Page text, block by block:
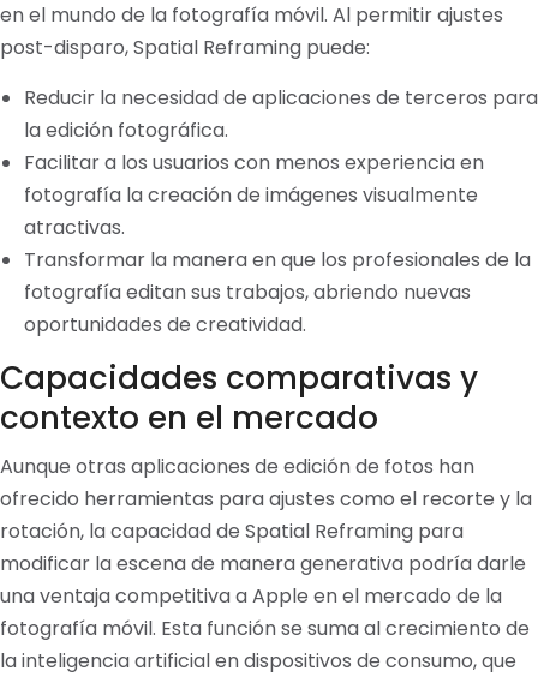
en el mundo de la fotografía móvil. Al permitir ajustes
post-disparo, Spatial Reframing puede:
Reducir la necesidad de aplicaciones de terceros para
la edición fotográfica.
Facilitar a los usuarios con menos experiencia en
fotografía la creación de imágenes visualmente
atractivas.
Transformar la manera en que los profesionales de la
fotografía editan sus trabajos, abriendo nuevas
oportunidades de creatividad.
Capacidades comparativas y
contexto en el mercado
Aunque otras aplicaciones de edición de fotos han
ofrecido herramientas para ajustes como el recorte y la
rotación, la capacidad de Spatial Reframing para
modificar la escena de manera generativa podría darle
una ventaja competitiva a Apple en el mercado de la
fotografía móvil. Esta función se suma al crecimiento de
la inteligencia artificial en dispositivos de consumo, que